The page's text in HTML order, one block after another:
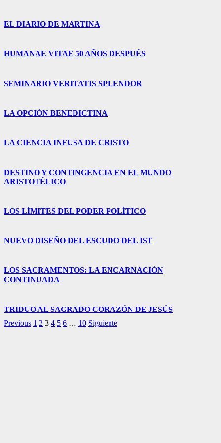
EL DIARIO DE MARTINA
HUMANAE VITAE 50 AÑOS DESPUÉS
SEMINARIO VERITATIS SPLENDOR
LA OPCIÓN BENEDICTINA
LA CIENCIA INFUSA DE CRISTO
DESTINO Y CONTINGENCIA EN EL MUNDO
ARISTOTÉLICO
LOS LÍMITES DEL PODER POLÍTICO
NUEVO DISEÑO DEL ESCUDO DEL IST
LOS SACRAMENTOS: LA ENCARNACIÓN
CONTINUADA
TRIDUO AL SAGRADO CORAZÓN DE JESÚS
Previous 1 2 3 4 5 6 … 10 Siguiente